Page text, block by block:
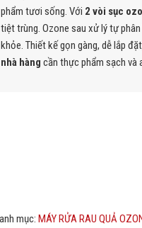
phẩm tươi sống. Với 2 vòi sục
tiệt trùng. Ozone sau xử lý tự phân
khỏe. Thiết kế gọn gàng, dễ lắp
nhà hàng cần thực phẩm sạch và
mục: MÁY RỬA RAU QUẢ